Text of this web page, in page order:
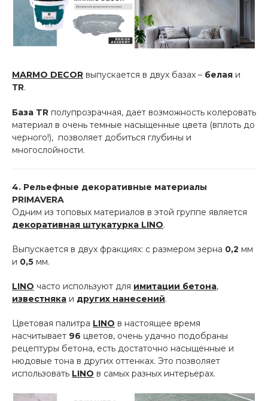
MARMO DECOR выпускается в двух базах – белая и
ТR.
База TR полупрозрачная, дает возможность колеровать
материал в очень темные насыщенные цвета (вплоть до
черного!), позволяет добиться глубины и
многослойности.
4. Рельефные декоративные материалы
PRIMAVERA
Одним из топовых материалов в этой группе является
декоративная штукатурка LINO.
Выпускается в двух фракциях: с размером зерна 0,2 мм
и 0,5 мм.
LINO часто используют для имитации бетона,
известняка и других нанесений.
Цветовая палитра LINO в настоящее время
насчитывает 96 цветов, очень удачно подобраны
рецептуры бетона, есть достаточно насыщенные и
нюдовые тона в других оттенках. Это позволяет
использовать LINO в самых разных интерьерах.